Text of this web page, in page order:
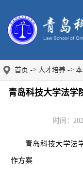
首页 -> 人才培养 ->
青岛科技大学法学
时间：
青岛科技大学法
作方案